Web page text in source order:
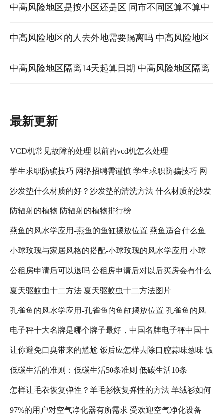
颜色 中高风险地区是中风险和高风险吗
中高风险地区是按小区还是区 同市不同区算不算中
风险地区 中高风险地区按区还是市
中高风险地区的人去外地需要隔离吗 ​中高风险地区
的人离开该地区会不会变码 中高风险地区人员可以
中高风险地区隔离14天起算日期 中高风险地区隔离
最新更新
VCD机常见故障的处理 以前的vcd机怎么处理
学生求职防骗技巧 网络招聘需谨慎 学生求职防骗技巧 网
络招聘需注意什么
沙发垫什么材质的好？沙发垫的清洗方法 什么材质的沙发
垫比较好
防辐射的植物 防辐射的植物排行榜
燕鱼的风水学应用-燕鱼的鱼缸摆放位置 燕鱼适合什么鱼
缸
小球玫瑰与家居风格的搭配-小球玫瑰的风水学应用 小球
玫瑰怎么养更好看
公租房申请后可以退吗 公租房申请后对以后买房会有什么
影响吗 公租房退租以后,还可以在申请吗?
夏天驱蚊虫十二方法 夏天驱蚊虫十二方法图片
孔雀鱼的风水学应用-孔雀鱼的鱼缸摆放位置 孔雀鱼的风
水禁忌
电子秤十大名牌是哪个牌子最好，中国名牌电子秤中国十
大名牌电子秤 人体电子秤十大名牌是哪个牌子最好
让你避免口臭带来的尴尬 饭后应怎样去除口腔蒜味葱味 饭
后口臭减轻
低碳生活的准则：低碳生活50条准则 低碳生活10条
怎样让毛衣恢复弹性？羊毛衫恢复弹性的方法 羊绒衫如何
恢复弹性
97%的用户对空气净化器有所需求 受欢迎空气净化设备